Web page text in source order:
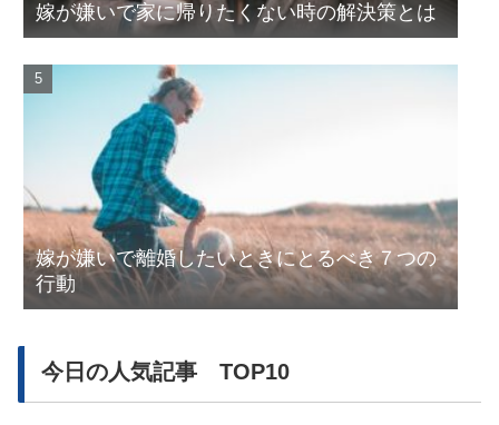
嫁が嫌いで家に帰りたくない時の解決策とは
嫁が嫌いで離婚したいときにとるべき７つの
行動
今日の人気記事 TOP10